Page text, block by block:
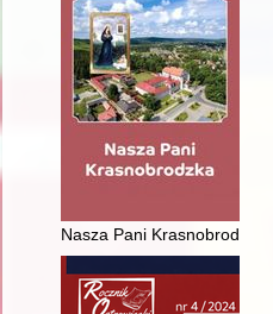
Nasza Pani Krasnobrodzka